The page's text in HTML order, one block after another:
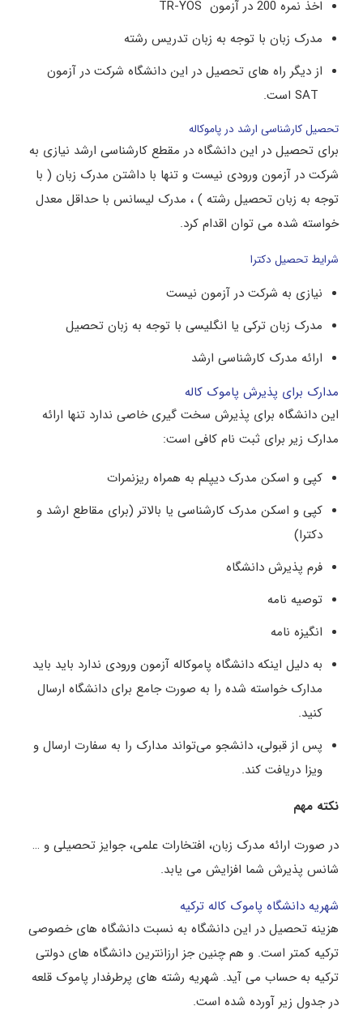
اخذ نمره 200 در آزمون TR-YOS
مدرک زبان با توجه به زبان تدریس رشته
از دیگر راه های تحصیل در این دانشگاه شرکت در آزمون
تحصیل کارشناسی ارشد در پاموکاله
برای تحصیل در این دانشگاه در مقطع کارشناسی ارشد نیازی به
شرکت در آزمون ورودی نیست و تنها با داشتن مدرک زبان ( با
توجه به زبان تحصیل رشته ) ، مدرک لیسانس با حداقل معدل
خواسته شده می توان اقدام کرد.
شرایط تحصیل دکترا
نیازی به شرکت در آزمون نیست
مدرک زبان ترکی یا انگلیسی با توجه به زبان تحصیل
ارائه مدرک کارشناسی ارشد
مدارک برای پذیرش پاموک کاله
این دانشگاه برای پذیرش سخت گیری خاصی ندارد تنها ارائه
مدارک زیر برای ثبت نام کافی است:
کپی و اسکن مدرک دیپلم به همراه ریزنمرات
کپی و اسکن مدرک کارشناسی یا بالاتر (برای مقاطع ارشد و
دکترا)
فرم پذیرش دانشگاه
توصیه ‌نامه
انگیزه ‌نامه
به دلیل اینکه دانشگاه پاموکاله آزمون ورودی ندارد باید باید
مدارک خواسته شده را به صورت جامع برای دانشگاه ارسال
کنید.
پس از قبولی، دانشجو می‌تواند مدارک را به سفارت ارسال و
ویزا دریافت کند.
نکته مهم
در صورت ارائه مدرک زبان، افتخارات علمی، جوایز تحصیلی و …
شانس پذیرش شما افزایش می یابد.
شهریه دانشگاه پاموک کاله ترکیه
هزینه تحصیل در این دانشگاه به نسبت دانشگاه های خصوصی
ترکیه کمتر است. و هم چنین جز ارزانترین دانشگاه های دولتی
ترکیه به حساب می آید. شهریه رشته های پرطرفدار پاموک قلعه
در جدول زیر آورده شده است.